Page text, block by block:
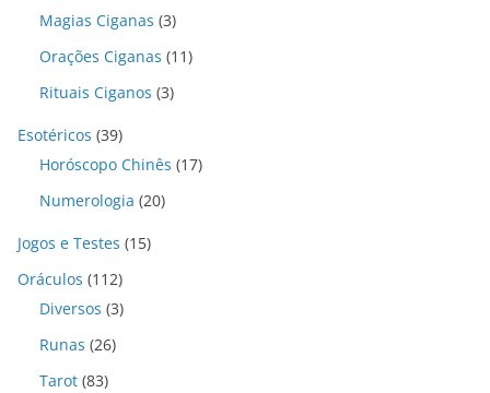
Magias Ciganas (3)
Orações Ciganas (11)
Rituais Ciganos (3)
Esotéricos (39)
Horóscopo Chinês (17)
Numerologia (20)
Jogos e Testes (15)
Oráculos (112)
Diversos (3)
Runas (26)
Tarot (83)